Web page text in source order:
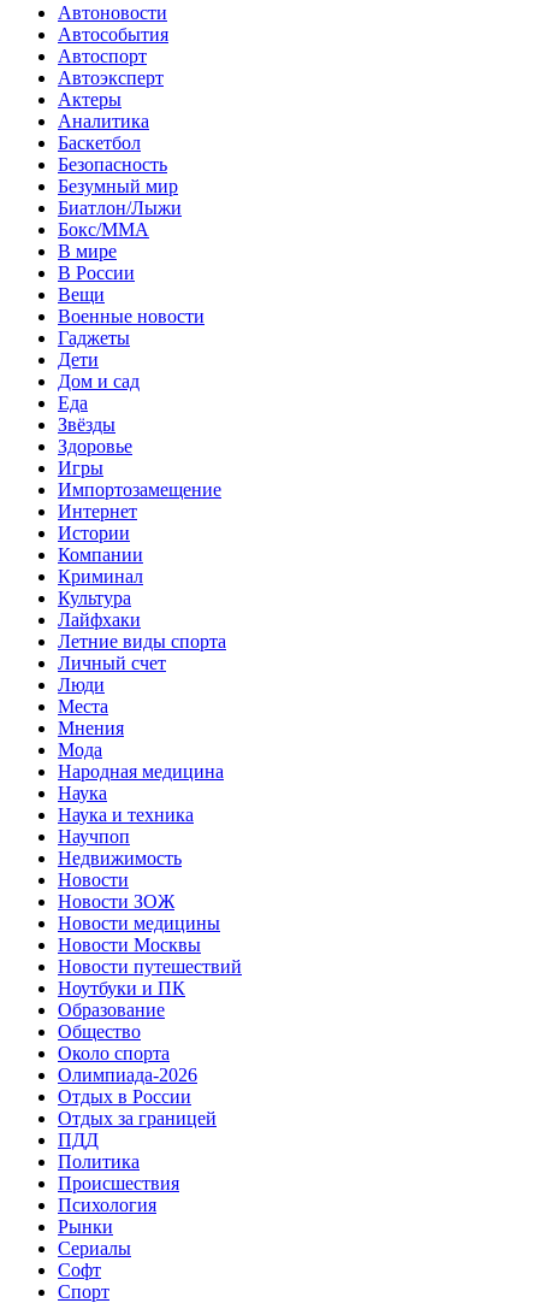
Автоновости
Автособытия
Автоспорт
Автоэксперт
Актеры
Аналитика
Баскетбол
Безопасность
Безумный мир
Биатлон/Лыжи
Бокс/MMA
В мире
В России
Вещи
Военные новости
Гаджеты
Дети
Дом и сад
Еда
Звёзды
Здоровье
Игры
Импортозамещение
Интернет
Истории
Компании
Криминал
Культура
Лайфхаки
Летние виды спорта
Личный счет
Люди
Места
Мнения
Мода
Народная медицина
Наука
Наука и техника
Научпоп
Недвижимость
Новости
Новости ЗОЖ
Новости медицины
Новости Москвы
Новости путешествий
Ноутбуки и ПК
Образование
Общество
Около спорта
Олимпиада-2026
Отдых в России
Отдых за границей
ПДД
Политика
Происшествия
Психология
Рынки
Сериалы
Софт
Спорт